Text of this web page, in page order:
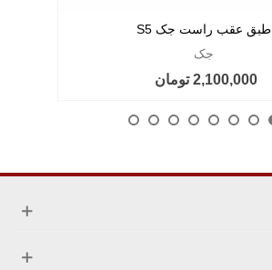
طبق عقب راست جک S5
جک
2,100,000 تومان